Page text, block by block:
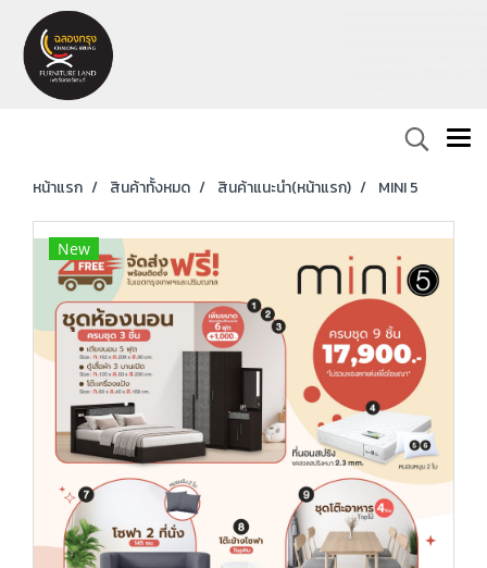
หน้าแรก สินค้าทั้งหมด สินค้าแนะนำ(หน้าแรก) MINI 5
New